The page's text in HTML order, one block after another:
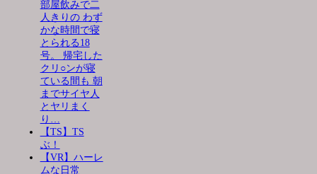
部屋飲みで二
人きりの わず
かな時間で寝
とられる18
号。 帰宅した
クリ○ンが寝
ている間も 朝
までサイヤ人
とヤリまく
り…
【TS】TS
ぶ！
【VR】ハーレ
ムな日常